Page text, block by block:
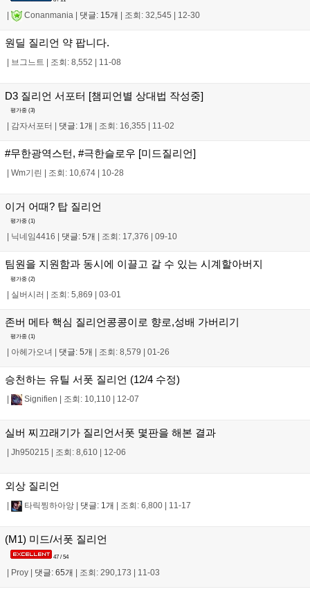
| Conanmania | 댓글: 15개 | 조회: 32,545 | 12-30
원딜 질리언 약 팝니다.
| 브그느트 | 조회: 8,552 | 11-08
D3 질리언 서포터 [챔피언별 상대법 작성중]
평가중 (3)
감자서포터 댓글: 1개 조회: 16,355 11-02
#무한광역스턴, #극한슬로우 [미드질리언]
Wm기린 조회: 10,674 10-28
이거 어때? 탑 질리언
평가중 (1)
닉네임4416 댓글: 5개 조회: 17,376 09-10
팀원을 지원함과 동시에 이끌고 갈 수 있는 시계할아버지
평가중 (2)
| 실버시러 | 조회: 5,869 | 03-01
존버 메타 핵심 질리언콩콩이로 향로,성배 가버리기
평가중 (1)
아헤가오녀 댓글: 5개 조회: 8,579 01-26
승천하는 유틸 서폿 질리언 (12/4 수정)
Signifien 조회: 10,110 12-07
실버 찌끄래기가 질리언서폿 몇판을 해본 결과
Jh950215 조회: 8,610 12-06
외상 질리언
타릭찡하아앙 댓글: 1개 조회: 6,800 11-17
(M1) 미드/서폿 질리언
47 / 54
| Proy | 댓글: 65개 | 조회: 290,173 | 11-03